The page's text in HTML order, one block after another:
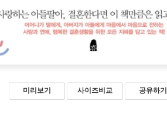
미리보기 사이즈비교 공유하기